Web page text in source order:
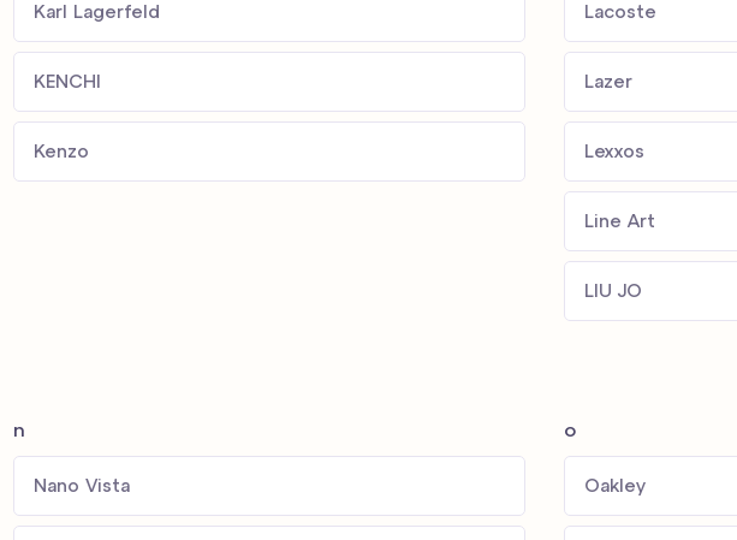
Karl Lagerfeld
KENCHI
Kenzo
Lacoste
Lazer
Lexxos
Line Art
LIU JO
n
Nano Vista
o
Oakley